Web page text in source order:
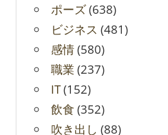
ポーズ(638)
ビジネス (481)
感情(580)
職業 (237)
IT(152)
飲食 (352)
吹き出し (88)